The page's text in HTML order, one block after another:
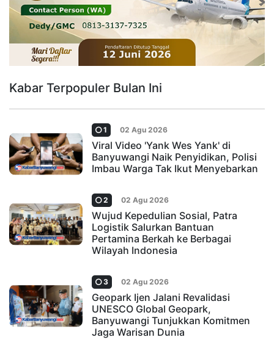
Kabar Terpopuler Bulan Ini
1 02 Agu 2026
Viral Video 'Yank Wes Yank' di
Banyuwangi Naik Penyidikan, Polisi
Imbau Warga Tak Ikut Menyebarkan
2 02 Agu 2026
Wujud Kepedulian Sosial, Patra
Logistik Salurkan Bantuan
Pertamina Berkah ke Berbagai
Wilayah Indonesia
3 02 Agu 2026
Geopark Ijen Jalani Revalidasi
UNESCO Global Geopark,
Banyuwangi Tunjukkan Komitmen
Jaga Warisan Dunia